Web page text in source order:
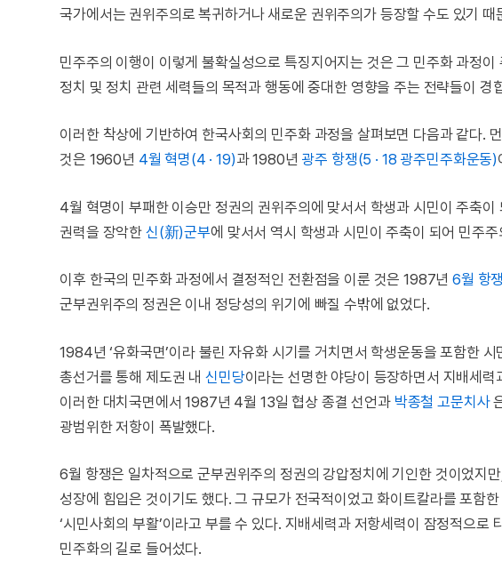
국가에서는 권위주의로 복귀하거나 새로운 권위주의가 등장할 수도 있기 때
민주주의 이행이 이렇게 불확실성으로 특징지어지는 것은 그 민주화 과정
정치 및 정치 관련 세력들의 목적과 행동에 중대한 영향을 주는 전략들이 경
이러한 착상에 기반하여 한국사회의 민주화 과정을 살펴보면 다음과 같다.
것은 1960년 4월 혁명(4 · 19)과 1980년 광주 항쟁(5 · 18 광주민주화운동)
4월 혁명이 부패한 이승만 정권의 권위주의에 맞서서 학생과 시민이 주축
권력을 장악한 신(新)군부에 맞서서 역시 학생과 시민이 주축이 되어 민주
이후 한국의 민주화 과정에서 결정적인 전환점을 이룬 것은 1987년6월 항쟁
군부권위주의 정권은 이내 정당성의 위기에 빠질 수밖에 없었다.
1984년 ‘유화국면’이라 불린 자유화 시기를 거치면서 학생운동을 포함한
총선거를 통해 제도권 내 신민당이라는 선명한 야당이 등장하면서 지배세력
이러한 대치국면에서 1987년 4월 13일 협상 종결 선언과 박종철 고문치사
광범위한 저항이 폭발했다.
6월 항쟁은 일차적으로 군부권위주의 정권의 강압정치에 기인한 것이었지
성장에 힘입은 것이기도 했다. 그 규모가 전국적이었고 화이트칼라를 포함
‘시민사회의 부활’이라고 부를 수 있다. 지배세력과 저항세력이 잠정적으로
민주화의 길로 들어섰다.